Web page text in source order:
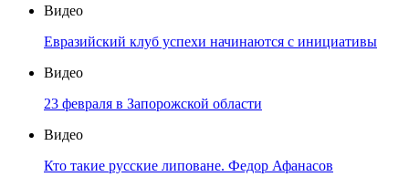
Видео
Евразийский клуб успехи начинаются с инициативы
Видео
23 февраля в Запорожской области
Видео
Кто такие русские липоване. Федор Афанасов